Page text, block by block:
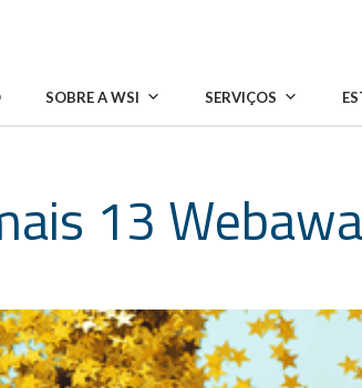
SOBRE A WSI SERVIÇOS
13